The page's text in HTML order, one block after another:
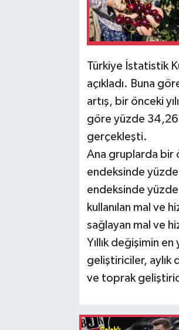
Türkiye İstatistik
açıkladı. Buna
artış, bir önceki
göre yüzde 34,26
gerçekleşti.
Ana gruplarda bir
endeksinde yüzde
endeksinde yüzde
kullanılan mal ve
sağlayan mal ve
Yıllık değişimin
geliştiriciler, aylık
ve toprak